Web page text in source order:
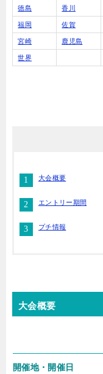
徳島 香川
福岡 佐賀
宮崎 鹿児島
世界
大会概要
エントリー期間
プチ情報
大会概要
開催地・開催日